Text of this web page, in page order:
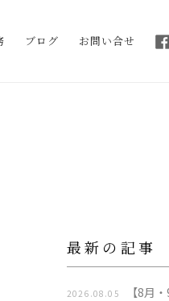
ブログ お問い合せ
最新の記事
2026.08.05
【8月